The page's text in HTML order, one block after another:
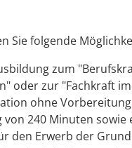
Sie folgende
zum
oder zur "Fachkraft
ohne
240 Minuten sowie
den Erwerb der